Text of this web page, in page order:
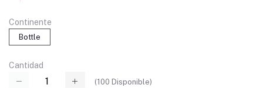
Continente
Bottle
Cantidad
(100 Disponible)